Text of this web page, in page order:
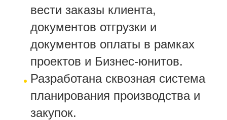
вести заказы клиента,
документов отгрузки и
документов оплаты в рамках
проектов и Бизнес-юнитов.
Разработана сквозная система
планирования производства и
закупок.